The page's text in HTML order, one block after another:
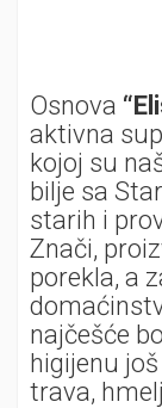
Osnova
aktivna
kojoj su
bilje sa
starih i
Znači,
porekla, a
najčešće
higijenu
trava,